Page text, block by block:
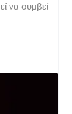
να συμβεί